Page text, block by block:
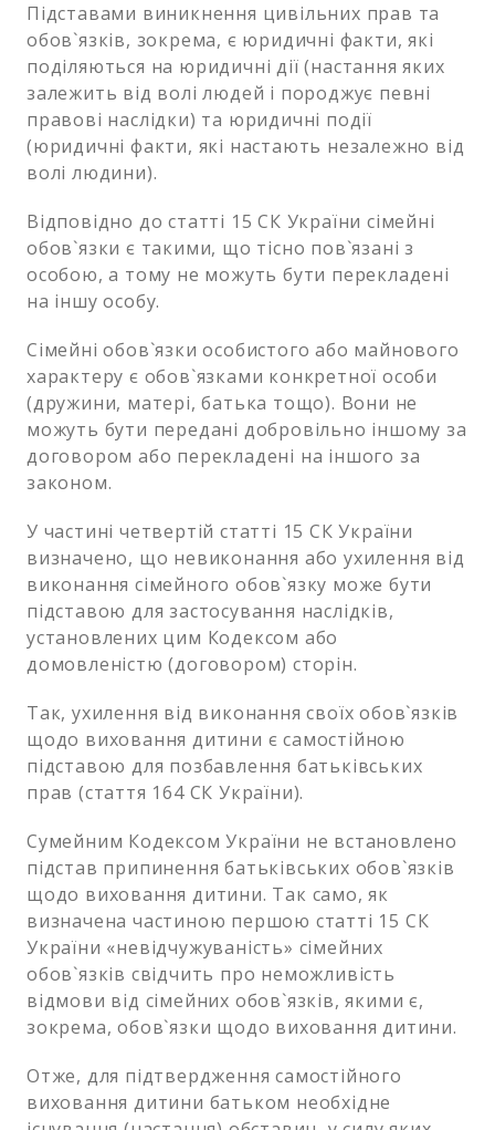
Підставами виникнення цивільних прав та
обов`язків, зокрема, є юридичні факти, які
поділяються на юридичні дії (настання яких
залежить від волі людей і породжує певні
правові наслідки) та юридичні події
(юридичні факти, які настають незалежно від
волі людини).
Відповідно до статті 15 СК України сімейні
обов`язки є такими, що тісно пов`язані з
особою, а тому не можуть бути перекладені
на іншу особу.
Сімейні обов`язки особистого або майнового
характеру є обов`язками конкретної особи
(дружини, матері, батька тощо). Вони не
можуть бути передані добровільно іншому за
договором або перекладені на іншого за
законом.
У частині четвертій статті 15 СК України
визначено, що невиконання або ухилення від
виконання сімейного обов`язку може бути
підставою для застосування наслідків,
установлених цим Кодексом або
домовленістю (договором) сторін.
Так, ухилення від виконання своїх обов`язків
щодо виховання дитини є самостійною
підставою для позбавлення батьківських
прав (стаття 164 СК України).
Сумейним Кодексом України не встановлено
підстав припинення батьківських обов`язків
щодо виховання дитини. Так само, як
визначена частиною першою статті 15 СК
України «невідчужуваність» сімейних
обов`язків свідчить про неможливість
відмови від сімейних обов`язків, якими є,
зокрема, обов`язки щодо виховання дитини.
Отже, для підтвердження самостійного
виховання дитини батьком необхідне